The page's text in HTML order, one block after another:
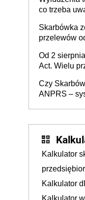
co trzeba
Skarbówka
przelewów
darowizna,
Od 2
Act. Wielu
Czy
ANPRS –
Kalkulator
Kalkulator